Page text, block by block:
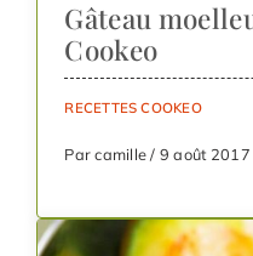
Gâteau
Cookeo
RECETTES COOKEO
Par camille / 9 août 2017